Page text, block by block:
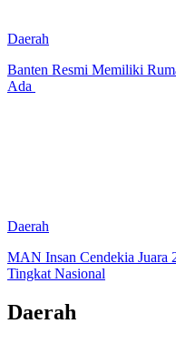
Daerah
Banten Resmi Memiliki
Ada
Daerah
MAN Insan Cendekia Juara
Tingkat Nasional
Daerah